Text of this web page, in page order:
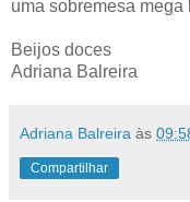
uma sobremesa
Beijos doces
Adriana Balreira
Adriana Balreira às
Compartilhar